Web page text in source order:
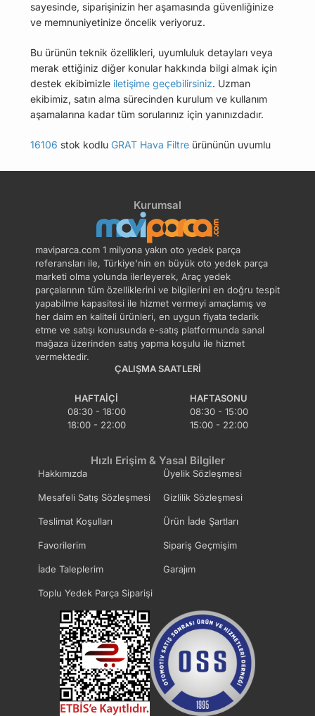
sayesinde, siparişinizin her aşamasında güvenliğinize
ve memnuniyetinize öncelik veriyoruz.
Bu ürünün teknik özellikleri, uyumluluk detayları veya
merak ettiğiniz diğer konular hakkında bilgi almak için
destek ekibimizle iletişime geçebilirsiniz. Uzman
ekibimiz, satın alma sürecinden kurulum ve kullanım
aşamalarına kadar tüm sorularınız için yanınızdadır.
16106 stok kodlu GRAT Hava Filtre ürününün uyumlu
Bu üründen en fazla 5 adet sipariş verilebilir. 5
adedin üzerindeki siparişleri iptal etme hakkı
maviparca.com tarafından saklı tutulmaktadır.
Belirlenen bu limit kurumsal siparişlerde geçerli
değildir. Kurumsal siparişler için farklı limitler ve
özel teklifler sunulabilmektedir.
14 gün içinde ücretsiz iade. Detaylı bilgi için
tıklayın.
Kurumsal
maviparca.com 1 milyona yakın oto yedek parça
referansları ile, Türkiye'nin en büyük oto yedek parça
marketi olma yolunda ilerleyerek, Araç yedek
parçalarının tüm özelliklerini ve bilgilerini en doğru tespit
yapabilme kapasitesi ile hizmet vermeyi amaçlamış ve
her daim en kaliteli ürünleri, en uygun fiyata tedarik
etme ve satışı konusunda e-satış platformunda sanal
mağaza üzerinden satış yapma koşulu ile hizmet
vermektedir.
ÇALIŞMA SAATLERI
HAFTAIÇI
08:30 - 18:00
18:00 - 22:00
HAFTASONU
08:30 - 15:00
15:00 - 22:00
Hızlı Erişim & Yasal Bilgiler
Hakkımızda Üyelik Sözleşmesi
Mesafeli Satış Sözleşmesi Gizlilik Sözleşmesi
Teslimat Koşulları Ürün İade Şartları
Favorilerim Sipariş Geçmişim
İade Taleplerim Garajım
Toplu Yedek Parça Siparişi